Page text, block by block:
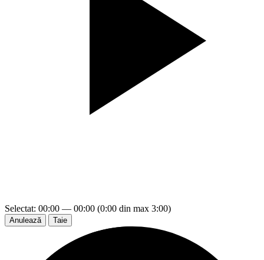
Selectat: 00:00 — 00:00 (0:00 din max 3:00)
Anulează Taie